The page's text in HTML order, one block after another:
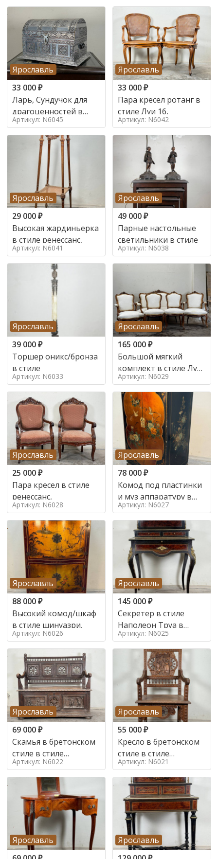
Ярославль
33 000₽
Ларь, Сундучок для
драгоценностей в
стиле
Артикул: N6045
Ярославль
33 000₽
Пара кресел ротанг в
стиле Луи 16,
Артикул: N6042
Ярославль
29 000₽
Высокая жардиньерка
в стиле ренессанс,
Артикул: N6041
Ярославль
49 000₽
Парные настольные
светильники в стиле
Артикул: N6038
Ярославль
39 000₽
Торшер оникс/бронза
в стиле
Артикул: N6033
Ярославль
165 000₽
Большой мягкий
комплект в стиле Луи
в стиле
Артикул: N6029
Ярославль
25 000₽
Пара кресел в стиле
ренессанс,
Артикул: N6028
Ярославль
78 000₽
Комод под пластинки
и муз аппаратуру в
стиле шинуазри,
Артикул: N6027
Ярославль
88 000₽
Высокий комод/шкаф
в стиле шинуазри,
Артикул: N6026
Ярославль
145 000₽
Секретер в стиле
Наполеон Труа в
стиле 19 век
Артикул: N6025
Ярославль
69 000₽
Скамья в бретонском
стиле в стиле
Артикул: N6022
Ярославль
55 000₽
Кресло в бретонском
стиле в стиле
Артикул: N6021
Ярославль
Ярославль